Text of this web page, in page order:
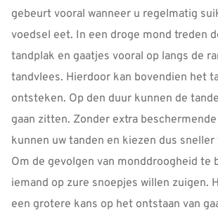
gebeurt vooral wanneer u regelmatig
voedsel eet. In een droge mond treden
tandplak en gaatjes vooral op langs de
tandvlees. Hierdoor kan bovendien het
ontsteken. Op den duur kunnen de
gaan zitten. Zonder extra
kunnen uw tanden en kiezen dus sneller
Om de gevolgen van monddroogheid te
iemand op zure snoepjes willen zuigen.
een grotere kans op het ontstaan van